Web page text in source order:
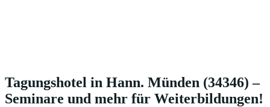
Tagungshotel in Hann. Münden (34346) –
Seminare und mehr für Weiterbildungen!